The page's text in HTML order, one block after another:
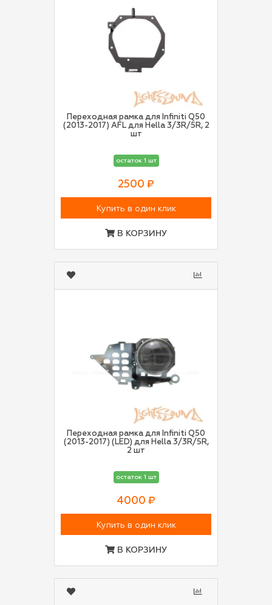
Переходная рамка для Infiniti Q50
(2013-2017) AFL для Hella 3/3R/5R, 2
шт
остаток 1 шт
2500 ₽
Купить в один клик
В КОРЗИНУ
Переходная рамка для Infiniti Q50
(2013-2017) (LED) для Hella 3/3R/5R,
2 шт
остаток 1 шт
4000 ₽
Купить в один клик
В КОРЗИНУ